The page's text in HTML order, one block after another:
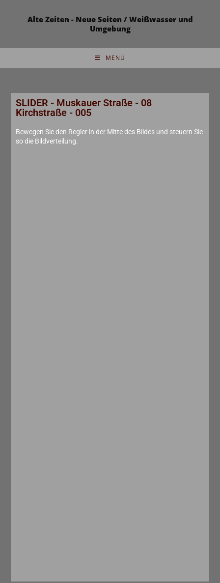
Alte Zeiten - Neue Seiten / Weißwasser und
Umgebung
MENÜ
SLIDER - Muskauer Straße - 08
Kirchstraße - 005
Bewegen Sie den Regler in der Mitte des Bildes und steuern Sie
so die Bildverteilung.